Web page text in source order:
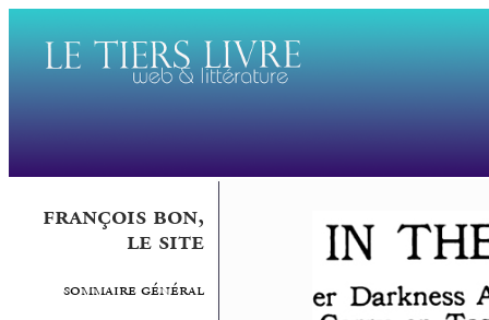
françois bon,
le site
sommaire général